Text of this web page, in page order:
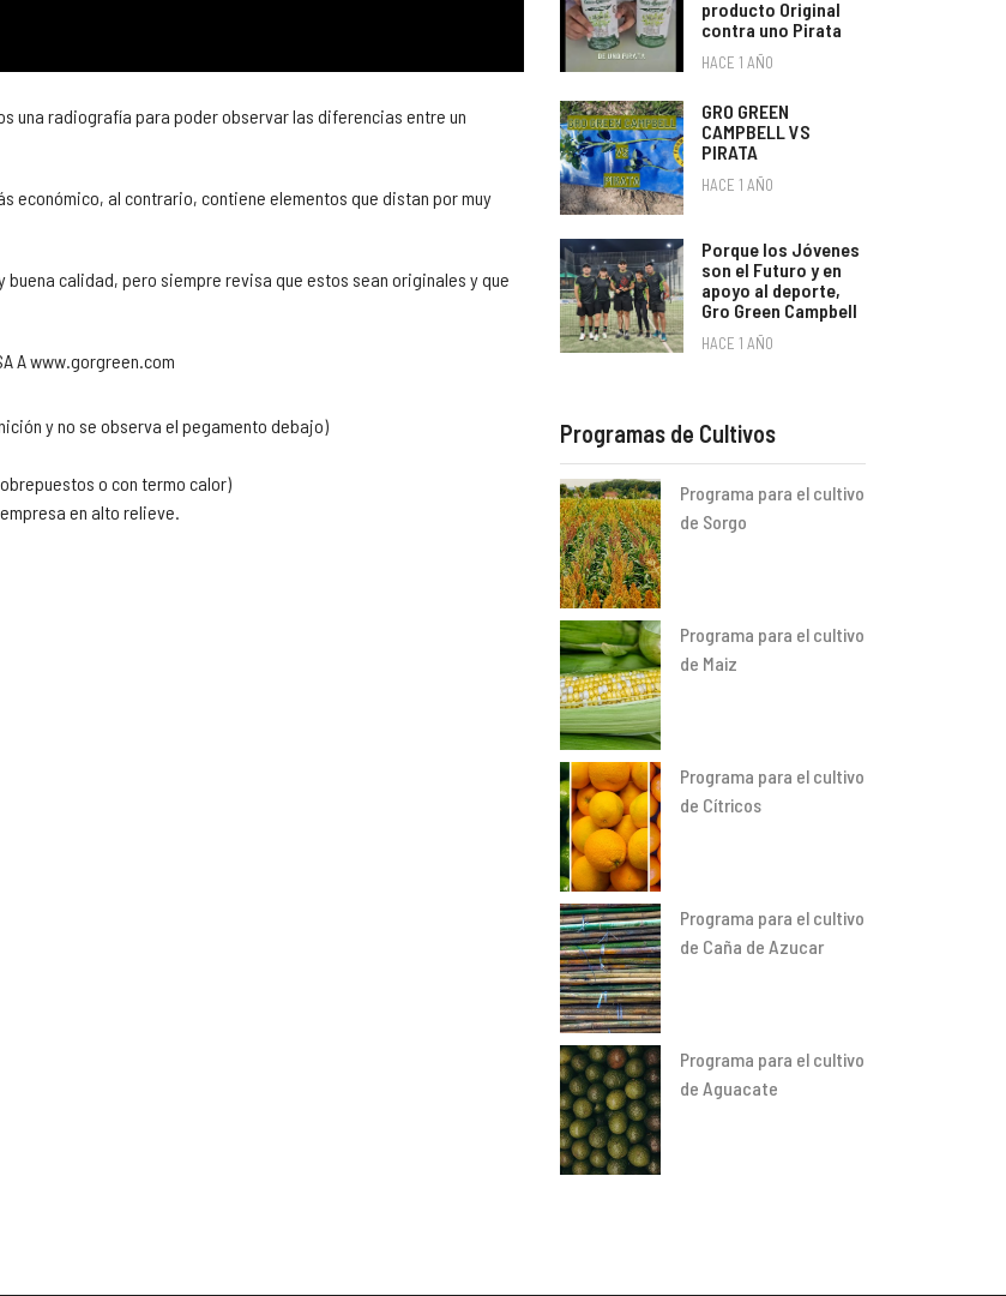
una radiografía para poder observar las diferencias entre un
económico, al contrario, contiene elementos que distan por muy
calidad, pero siempre revisa que estos sean originales y que
A www.gorgreen.com
y no se observa el pegamento debajo)
o con termo calor)
en alto relieve.
producto Original
contra uno Pirata
HACE 1 AÑO
GRO GREEN
CAMPBELL VS
PIRATA
HACE 1 AÑO
Porque los Jóvenes
son el Futuro y en
apoyo al deporte,
Gro Green Campbell
HACE 1 AÑO
Programas de Cultivos
Programa para el cultivo
de Sorgo
Programa para el cultivo
de Maiz
Programa para el cultivo
de Cítricos
Programa para el cultivo
de Caña de Azucar
Programa para el cultivo
de Aguacate